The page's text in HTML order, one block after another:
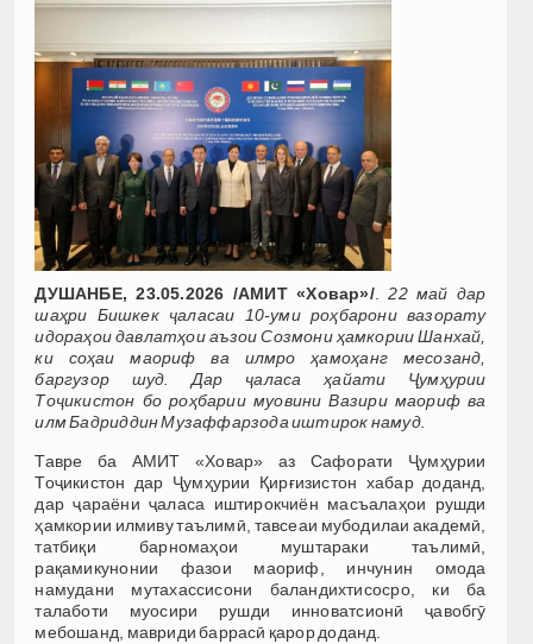
ДУШАНБЕ, 23.05.2026 /АМИТ «Ховар»/.22 май дар
шаҳри Бишкек ҷаласаи 10-уми роҳбарони вазорату
идораҳои давлатҳои аъзои Созмони ҳамкории Шанхай,
ки соҳаи маориф ва илмро ҳамоҳанг месозанд,
баргузор шуд. Дар ҷаласа ҳайати Ҷумҳурии
Тоҷикистон бо роҳбарии муовини Вазири маориф ва
илм Бадриддин Музаффарзода иштирок намуд.
Тавре ба АМИТ «Ховар» аз Сафорати Ҷумҳурии
Тоҷикистон дар Ҷумҳурии Қирғизистон хабар доданд,
дар ҷараёни ҷаласа иштирокчиён масъалаҳои рушди
ҳамкории илмиву таълимӣ, тавсеаи мубодилаи академӣ,
татбиқи барномаҳои муштараки таълимӣ,
рақамикунонии фазои маориф, инчунин омода
намудани мутахассисони баландихтисосро, ки ба
талаботи муосири рушди инноватсионӣ ҷавобгӯ
мебошанд, мавриди баррасӣ қарор доданд.